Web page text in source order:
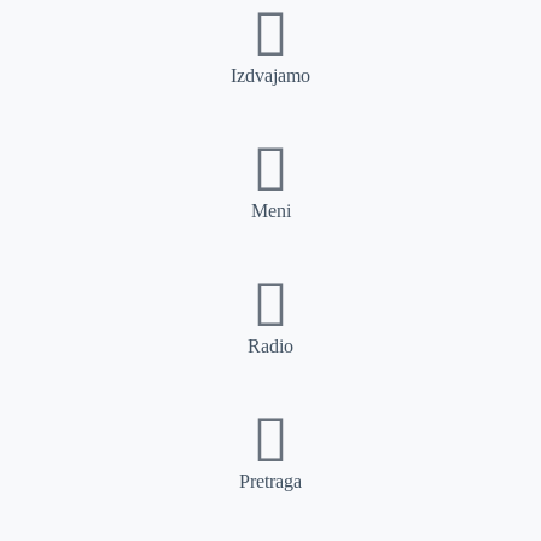
Izdvajamo
Meni
Radio
Pretraga